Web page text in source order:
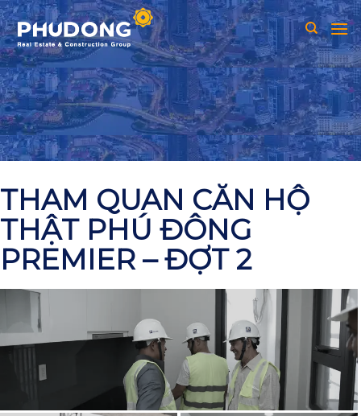
Skip
to
content
THAM QUAN CĂN HỘ
THẬT PHÚ ĐÔNG
PREMIER – ĐỢT 2